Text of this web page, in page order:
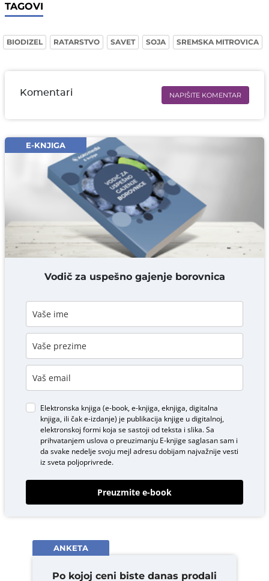
TAGOVI
BIODIZEL RATARSTVO SAVET SOJA SREMSKA MITROVICA
Komentari NAPIŠITE KOMENTAR
Email* obavezno
Komentar* obavezno
DODAJ KOMENTAR
E-KNJIGA
Vodič za uspešno gajenje borovnica
Elektronska knjiga (e-book, e-knjiga, eknjiga, digitalna
knjiga, ili čak e-izdanje) je publikacija knjige u digitalnoj,
elektronskoj formi koja se sastoji od teksta i slika. Sa
prihvatanjem uslova o preuzimanju E-knjigesaglasan sam i
da svake nedelje svoju mejl adresu dobijam najvažnije vesti
iz sveta poljoprivrede.
Preuzmite e-book
ANKETA
Po kojoj ceni biste danas prodali